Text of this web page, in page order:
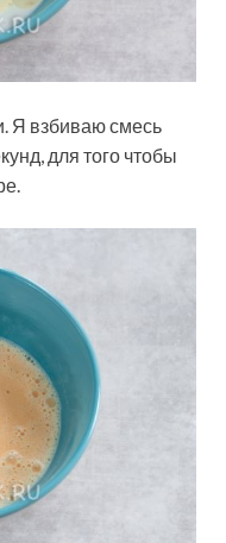
Я взбиваю смесь
для того чтобы